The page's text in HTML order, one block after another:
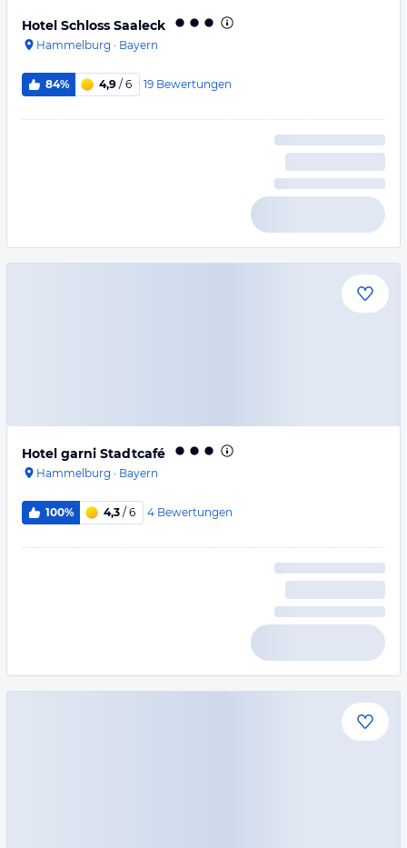
Hotel Schloss Saaleck
Hammelburg · Bayern
84% 4,9 / 6 19 Bewertungen
Hotel garni Stadtcafé
Hammelburg · Bayern
100% 4,3 / 6 4 Bewertungen